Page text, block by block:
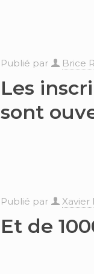
Publié par Brice
Les
sont
Publié par Xavier
Et de